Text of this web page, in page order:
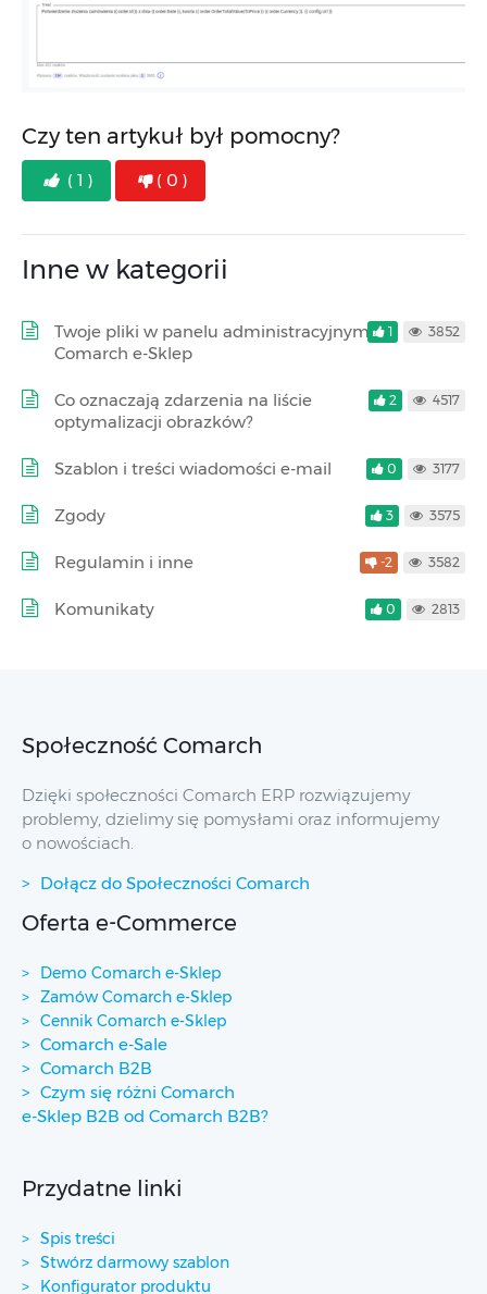
Czy ten artykuł był pomocny?
( 1 ) ( 0 )
Inne w kategorii
Twoje pliki w panelu administracyjnym
Comarch e-Sklep
1 3852
Co oznaczają zdarzenia na liście
optymalizacji obrazków?
2 4517
Szablon i treści wiadomości e-mail 0 3177
Zgody 3 3575
Regulamin i inne -2 3582
Komunikaty 0 2813
Społeczność Comarch
Dzięki społeczności Comarch ERP rozwiązujemy
problemy, dzielimy się pomysłami oraz informujemy
o nowościach.
Dołącz do Społeczności Comarch
Oferta e-Commerce
Demo Comarch e-Sklep
Zamów Comarch e-Sklep
Cennik Comarch e-Sklep
Comarch e-Sale
Comarch B2B
Czym się różni Comarch
e-Sklep B2B od Comarch B2B?
Przydatne linki
Spis treści
Stwórz darmowy szablon
Konfigurator produktu